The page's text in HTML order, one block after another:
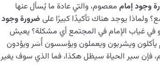
وجود إمام معصوم، والتي عادة ما يُسأل عنها
ولماذا يوجد هناك تأكيدًا كبيرًا على ضرورة وجود
و في غياب الإمام في المجتمع أي مشكلة؟ يعيش
يأكلون ويشربون ويعملون ويؤسسون أُسَر ويؤدون
فإن سير الحياة سيظل هكذا، فما الذي سوف يغير